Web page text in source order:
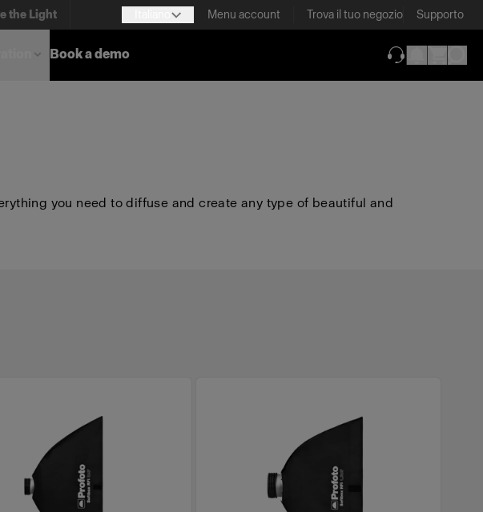
the Light Menu account Trova il tuo negozio Supporto
Book a demo
you need to diffuse and create any type of beautiful and